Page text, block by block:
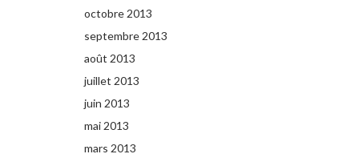
octobre 2013
septembre 2013
août 2013
juillet 2013
juin 2013
mai 2013
mars 2013